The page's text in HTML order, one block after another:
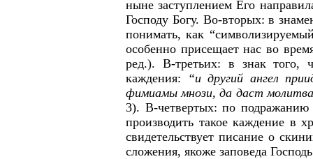
ныне заступлением Его
Господу Богу. Во-вторых: в
понимать, как
особенно присещает нас во
ред.). В-третьих: в знак того,
каждения:
“и другий ангел
фимиамы мнози, да даст
3). В-четвертых: по подражанию
производить такое каждение в
свидетельствует писание о
сложения, якоже заповеда